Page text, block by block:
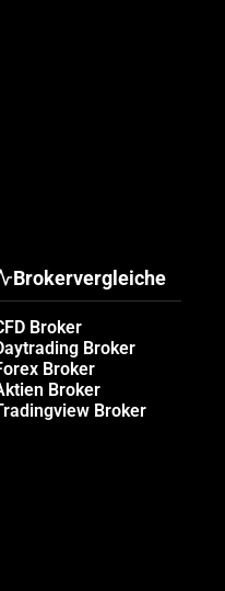
Brokervergleiche
Broker
Broker
Broker
Broker
Broker